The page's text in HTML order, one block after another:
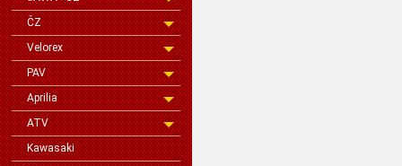
ČZ
Velorex
PAV
Aprilia
ATV
Kawasaki